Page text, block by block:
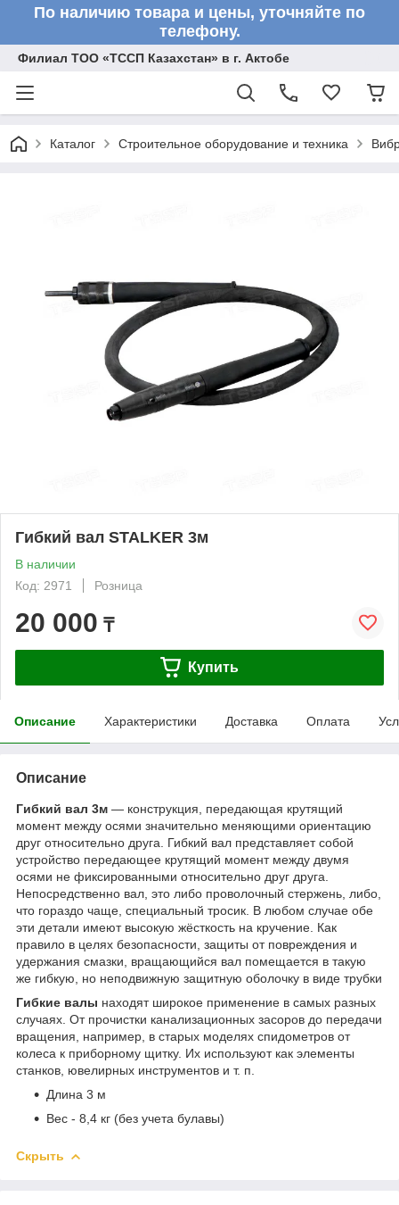
По наличию товара и цены, уточняйте по
телефону.
Филиал ТОО «ТССП Казахстан» в г. Актобе
Каталог Строительное оборудование и техника
Гибкий вал STALKER 3м
В наличии
Код: 2971
Розница
20 000 ₸
Купить
Описание Характеристики Доставка Оплата
Описание
Гибкий вал 3м — конструкция, передающая крутящий
момент между осями значительно меняющими ориентацию
друг относительно друга. Гибкий вал представляет собой
устройство передающее крутящий момент между двумя
осями не фиксированными относительно друг друга.
Непосредственно вал, это либо проволочный стержень, либо,
что гораздо чаще, специальный тросик. В любом случае обе
эти детали имеют высокую жёсткость на кручение. Как
правило в целях безопасности, защиты от повреждения и
удержания смазки, вращающийся вал помещается в такую
же гибкую, но неподвижную защитную оболочку в виде трубки
Гибкие валы находят широкое применение в самых разных
случаях. От прочистки канализационных засоров до передачи
вращения, например, в старых моделях спидометров от
колеса к приборному щитку. Их используют как элементы
станков, ювелирных инструментов и т. п.
Длина 3 м
Вес - 8,4 кг (без учета булавы)
Скрыть